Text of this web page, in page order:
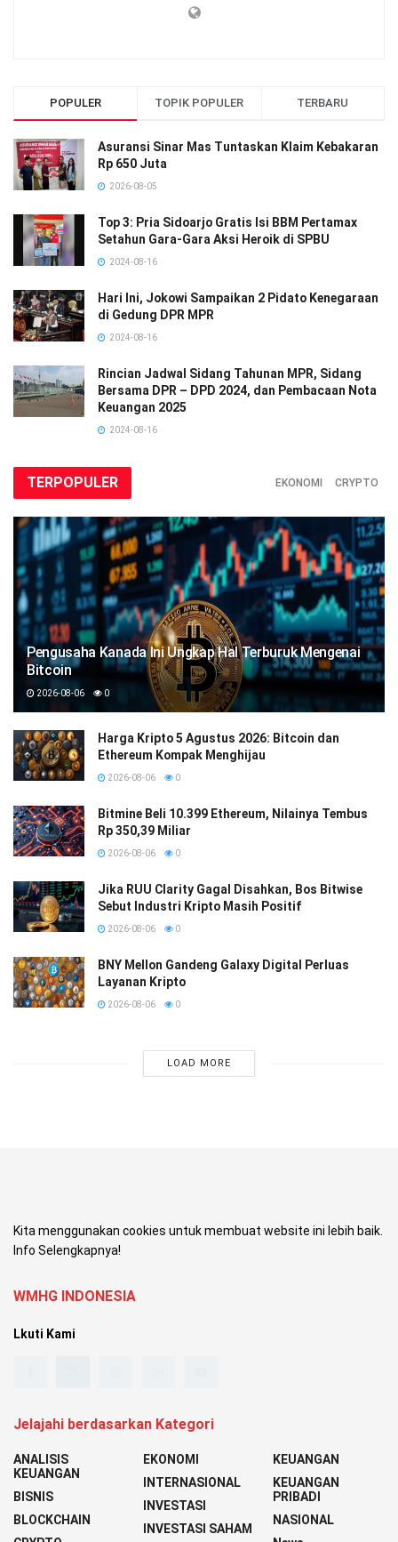
POPULER TOPIK POPULER TERBARU
Asuransi Sinar Mas Tuntaskan Klaim Kebakaran
Rp 650 Juta
2026-08-05
Top 3: Pria Sidoarjo Gratis Isi BBM Pertamax
Setahun Gara-Gara Aksi Heroik di SPBU
2024-08-16
Hari Ini, Jokowi Sampaikan 2 Pidato Kenegaraan
di Gedung DPR MPR
2024-08-16
Rincian Jadwal Sidang Tahunan MPR, Sidang
Bersama DPR – DPD 2024, dan Pembacaan Nota
Keuangan 2025
2024-08-16
TERPOPULER EKONOMI CRYPTO
Pengusaha Kanada Ini Ungkap Hal Terburuk Mengenai
Bitcoin
2026-08-06 0
Harga Kripto 5 Agustus 2026: Bitcoin dan
Ethereum Kompak Menghijau
2026-08-06 0
Bitmine Beli 10.399 Ethereum, Nilainya Tembus
Rp 350,39 Miliar
2026-08-06 0
Jika RUU Clarity Gagal Disahkan, Bos Bitwise
Sebut Industri Kripto Masih Positif
2026-08-06 0
BNY Mellon Gandeng Galaxy Digital Perluas
Layanan Kripto
2026-08-06 0
LOAD MORE
Kita menggunakan cookies untuk membuat website ini lebih baik.
Info Selengkapnya!
WMHG INDONESIA
Lkuti Kami
Jelajahi berdasarkan Kategori
ANALISIS
KEUANGAN
BISNIS
BLOCKCHAIN
EKONOMI
INTERNASIONAL
INVESTASI
INVESTASI SAHAM
KEUANGAN
KEUANGAN
PRIBADI
NASIONAL